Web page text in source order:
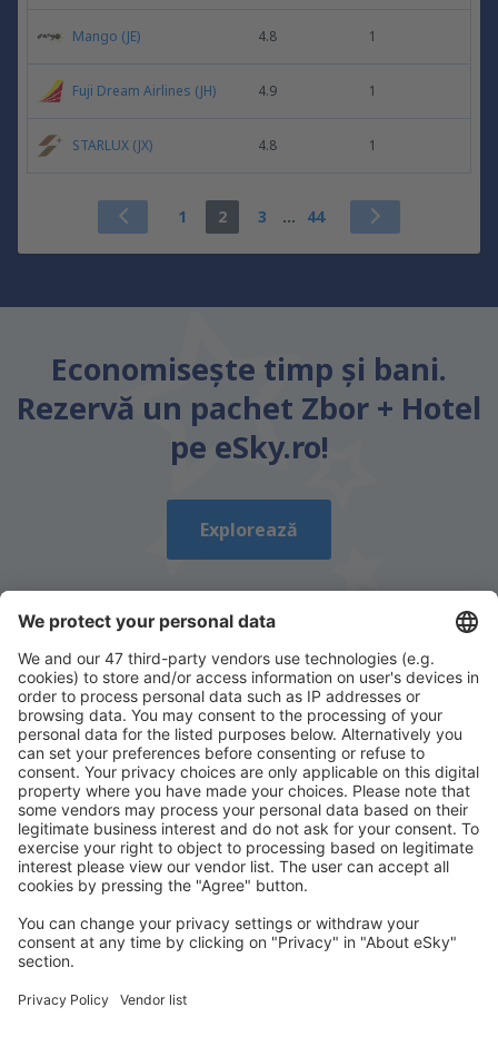
Mango (JE) 4.8 1
Fuji Dream Airlines (JH) 4.9 1
STARLUX (JX) 4.8 1
1 2 3 ... 44
Economiseşte timp și bani.
Rezervă un pachet Zbor + Hotel
pe eSky.ro!
Explorează
Descarcă aplicația noastrăși organizează-ţi
convenabil călătoriile
Planifică-ți călătoria
Bilete de avion